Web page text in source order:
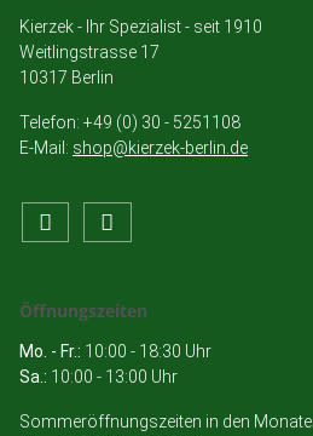
Kierzek - Ihr Spezialist - seit 1910
Weitlingstrasse 17
10317 Berlin
Telefon: +49 (0) 30 - 5251108
E-Mail: shop@kierzek-berlin.de
Öffnungszeiten
Mo. - Fr.: 10:00 - 18:30 Uhr
Sa.: 10:00 - 13:00 Uhr
Sommeröffnungszeiten in den